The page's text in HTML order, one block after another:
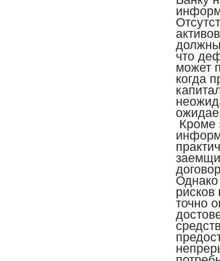
что
может
когда
Кроме
Однако
точно